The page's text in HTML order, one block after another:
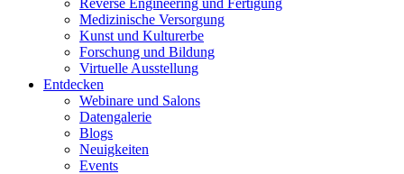
Reverse Engineering und Fertigung
Medizinische Versorgung
Kunst und Kulturerbe
Forschung und Bildung
Virtuelle Ausstellung
Entdecken
Webinare und Salons
Datengalerie
Blogs
Neuigkeiten
Events